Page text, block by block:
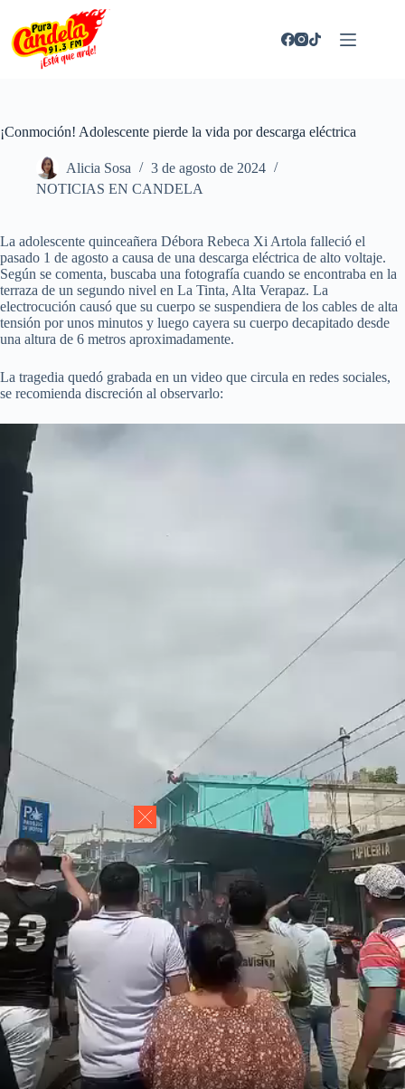
contenido
¡Conmoción! Adolescente pierde la vida por descarga eléctrica
Alicia Sosa
3 de agosto de 2024
NOTICIAS EN CANDELA
La adolescente quinceañera Débora Rebeca Xi Artola falleció el
pasado 1 de agosto a causa de una descarga eléctrica de alto voltaje.
Según se comenta, buscaba una fotografía cuando se encontraba en la
terraza de un segundo nivel en La Tinta, Alta Verapaz. La
electrocución causó que su cuerpo se suspendiera de los cables de alta
tensión por unos minutos y luego cayera su cuerpo decapitado desde
una altura de 6 metros aproximadamente.
La tragedia quedó grabada en un video que circula en redes sociales,
se recomienda discreción al observarlo: